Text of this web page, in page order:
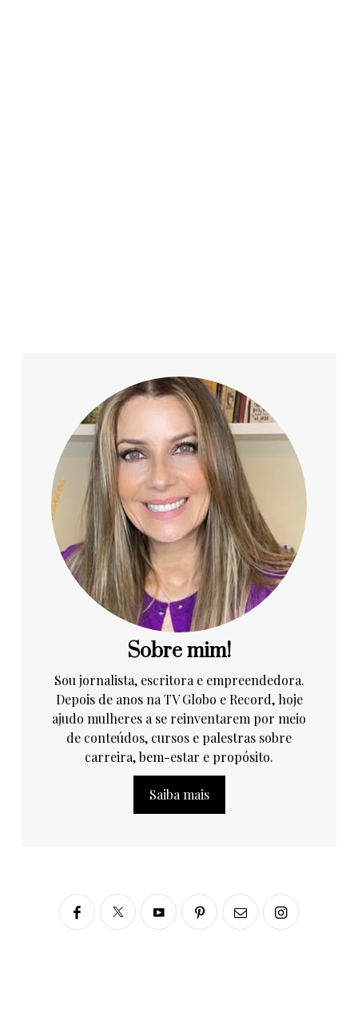
Sobre mim!
Sou jornalista, escritora e empreendedora.
Depois de anos na TV Globo e Record, hoje
ajudo mulheres a se reinventarem por meio
de conteúdos, cursos e palestras sobre
carreira, bem-estar e propósito.
Saiba mais